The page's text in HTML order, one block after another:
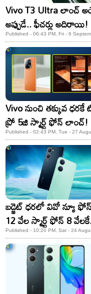
Vivo T3 Ultra లాంచ్
అప్పుడే.. ఫీచర్లు అదిరాయి!
Published - 06:43 PM, Fri - 6
Vivo నుంచి తక్కువ ధరకే
ప్రో 5జి స్మార్ట్ ఫోన్ లాంచ్!
Published - 02:43 PM, Tue - 27
బడ్జెట్ ధరలో వివో న్యూ
12 వేల స్మార్ట్ ఫోన్ 8
త్వరపడండి
Published - 10:20 PM, Sat - 24